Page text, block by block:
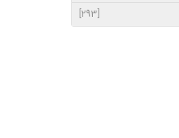
[293]